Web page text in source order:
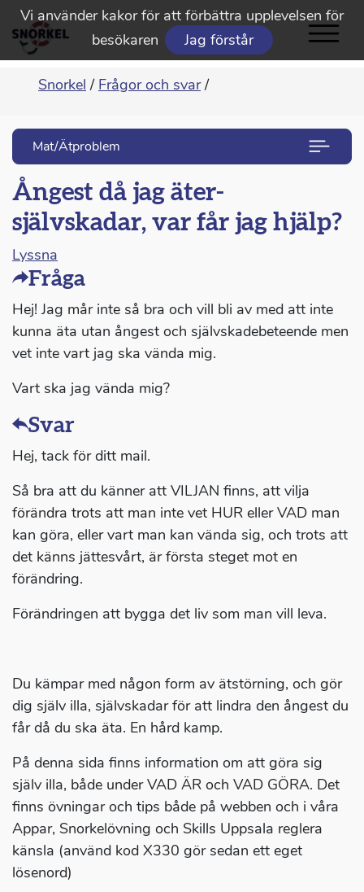
Vi använder kakor för att förbättra upplevelsen för
besökaren
Jag förstår
Snorkel / Frågor och svar /
Mat/Ätproblem
Ångest då jag äter-
självskadar, var får jag hjälp?
Lyssna
Fråga
Hej! Jag mår inte så bra och vill bli av med att inte
kunna äta utan ångest och självskadebeteende men
vet inte vart jag ska vända mig.
Vart ska jag vända mig?
Svar
Hej, tack för ditt mail.
Så bra att du känner att VILJAN finns, att vilja
förändra trots att man inte vet HUR eller VAD man
kan göra, eller vart man kan vända sig, och trots att
det känns jättesvårt, är första steget mot en
förändring.
Förändringen att bygga det liv som man vill leva.
Du kämpar med någon form av ätstörning, och gör
dig själv illa, självskadar för att lindra den ångest du
får då du ska äta. En hård kamp.
På denna sida finns information om att göra sig
själv illa, både under VAD ÄR och VAD GÖRA. Det
finns övningar och tips både på webben och i våra
Appar, Snorkelövning och Skills Uppsala reglera
känsla (använd kod X330 gör sedan ett eget
lösenord)